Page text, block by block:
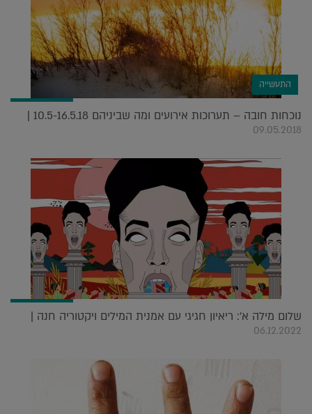
התעשייה
נוכחות חובה – תערוכות אירועים ומה שביניהם 10.5-16.5.18 |
09.05.2018
שלום מילה א': ריאיון חגיגי עם אמנית המילים ויקטוריה חנה |
06.12.2022